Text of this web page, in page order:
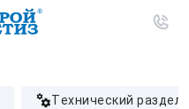
технический раздел